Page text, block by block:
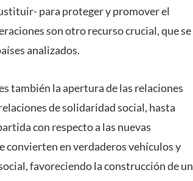
para proteger y promover el
son otro recurso crucial, que se
analizados.
también la apertura de las relaciones
de solidaridad social, hasta
con respecto a las nuevas
convierten en verdaderos vehículos y
favoreciendo la construcción de un